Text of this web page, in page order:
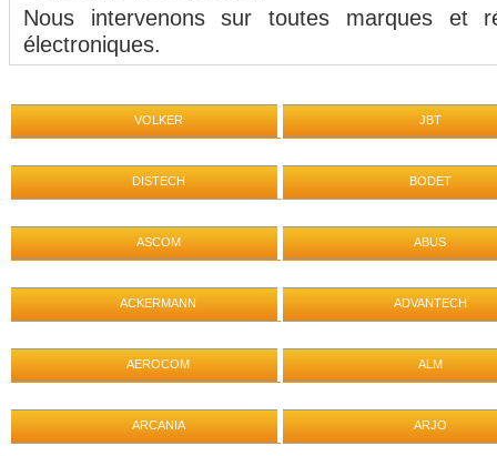
Nous intervenons sur toutes marques et
électroniques.
VOLKER JBT
DISTECH BODET
ASCOM ABUS
ACKERMANN ADVANTECH
AEROCOM ALM
ARCANIA ARJO